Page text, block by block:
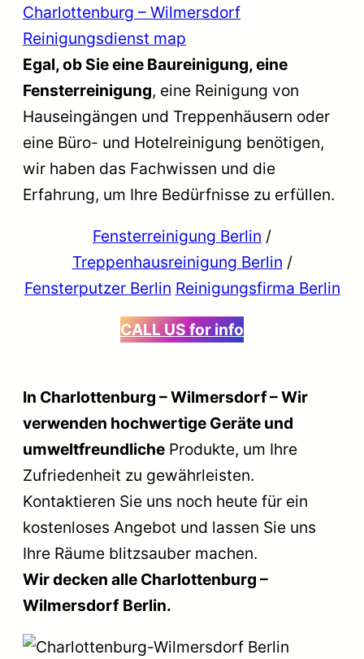
Charlottenburg – Wilmersdorf
Reinigungsdienst map
Egal, ob Sie eine Baureinigung, eine
Fensterreinigung, eine Reinigung von
Hauseingängen und Treppenhäusern oder
eine Büro- und Hotelreinigung benötigen,
wir haben das Fachwissen und die
Erfahrung, um Ihre Bedürfnisse zu erfüllen.
Fensterreinigung Berlin /
Treppenhausreinigung Berlin /
Fensterputzer Berlin Reinigungsfirma Berlin
CALL USfor info
In Charlottenburg – Wilmersdorf – Wir
verwenden hochwertige Geräte und
umweltfreundliche Produkte, um Ihre
Zufriedenheit zu gewährleisten.
Kontaktieren Sie uns noch heute für ein
kostenloses Angebot und lassen Sie uns
Ihre Räume blitzsauber machen.
Wir decken alle Charlottenburg –
Wilmersdorf Berlin.